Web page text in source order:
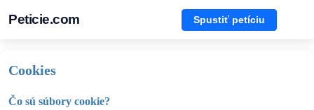
Peticie.com Spustiť petíciu
Cookies
Čo sú súbory cookie?